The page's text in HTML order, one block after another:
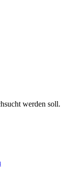
werden soll.